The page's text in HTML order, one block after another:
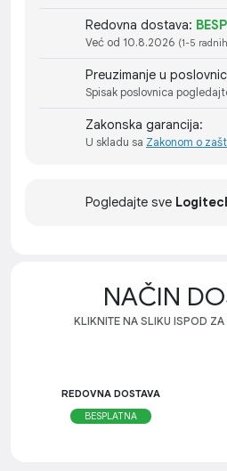
Redovna dostava:
Već od 10.8.2026 (1-5
Preuzimanje u
Spisak poslovnica
Zakonska garancija:
U skladu sa Zakonom o
Pogledajte sve
NAČIN
KLIKNITE NA SLIKU ISPOD
REDOVNA DOSTAVA
BESPLATNA